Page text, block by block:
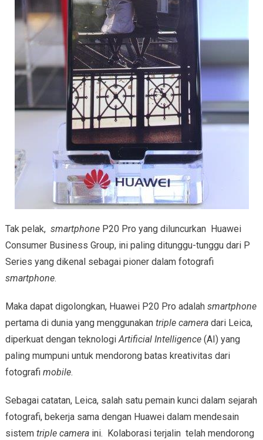
Tak pelak, smartphoneP20 Pro yang diluncurkan Huawei
Consumer Business Group, ini paling ditunggu-tunggu dari P
Series yang dikenal sebagai pioner dalam fotografi
smartphone.
Maka dapat digolongkan, Huawei P20 Pro adalah smartphone
pertama di dunia yang menggunakan triple cameradari Leica,
diperkuat dengan teknologiArtificial Intelligence(AI) yang
paling mumpuni untuk mendorong batas kreativitas dari
fotografi mobile.
Sebagai catatan, Leica, salah satu pemain kunci dalam sejarah
fotografi, bekerja sama dengan Huawei dalam mendesain
sistem triple cameraini. Kolaborasi terjalin telah mendorong